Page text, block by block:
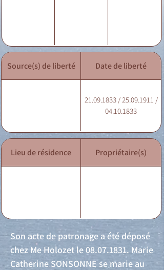
Source(s) de liberté Date de liberté
21.09.1833 / 25.09.1911 /
04.10.1833
Lieu de résidence Propriétaire(s)
Son acte de patronage a été déposé
chez Me Holozet le08.07.1831. Marie
Catherine SONSONNE se marie au